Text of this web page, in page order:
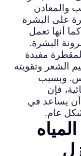
والمعادن
على البشرة
أنها تعمل
البشرة.
مفيدة
الشعر وتقويته
وبسبب
فإن
أن يساعد في
عام.